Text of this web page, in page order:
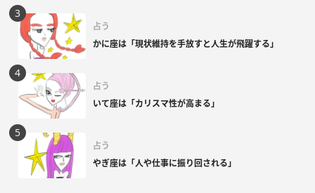
占う
かに座は「現状維持を手放すと人生が飛躍する」
占う
いて座は「カリスマ性が高まる」
占う
やぎ座は「人や仕事に振り回される」